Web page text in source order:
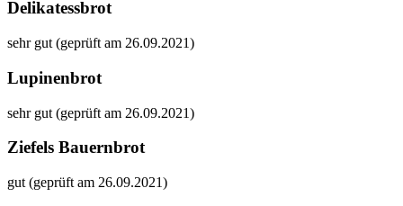
Delikatessbrot
sehr gut (geprüft am 26.09.2021)
Lupinenbrot
sehr gut (geprüft am 26.09.2021)
Ziefels Bauernbrot
gut (geprüft am 26.09.2021)